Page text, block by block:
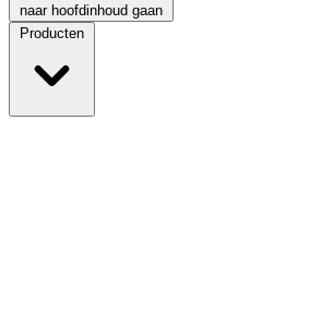
naar hoofdinhoud gaan
Producten